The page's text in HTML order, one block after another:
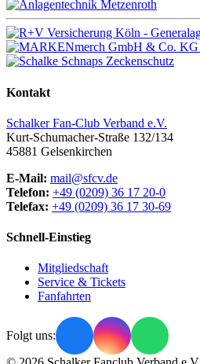
Kontakt
Schalker Fan-Club Verband e.V.
Kurt-Schumacher-Straße 132/134
45881 Gelsenkirchen
E-Mail: mail@sfcv.de
Telefon: +49 (0209) 36 17 20-0
Telefax: +49 (0209) 36 17 30-69
Schnell-Einstieg
Mitgliedschaft
Service & Tickets
Fanfahrten
Folgt uns: